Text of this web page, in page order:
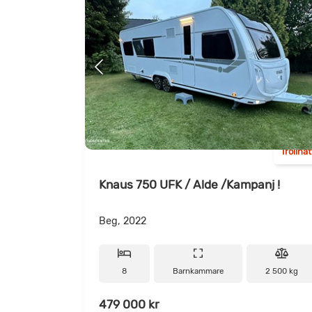
Knaus 750 UFK / Alde /Kampanj !
Beg, 2022
8 Barnkammare 2 500 kg
479 000 kr